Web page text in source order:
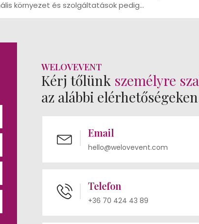
környezet és szolgáltatások pedig…
WELOVEVENT
Kérj tőlünk személyre
az alábbi
Email
hello@welovevent.com
Telefon
+36 70 424 43 89